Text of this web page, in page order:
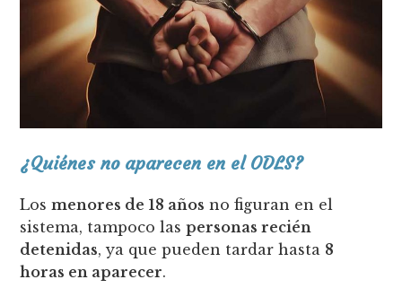
¿Quiénes no aparecen en el ODLS?
Losmenores de 18 años no figuran en el
sistema, tampoco laspersonas recién
detenidas, ya que pueden tardar hasta 8
horas en aparecer.